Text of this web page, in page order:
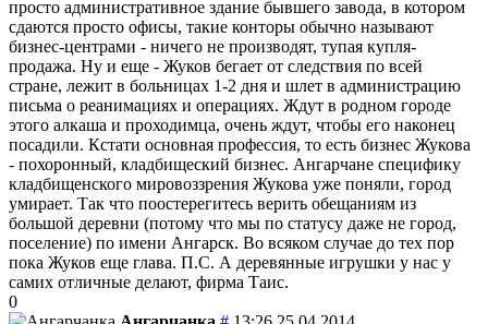
просто административное здание бывшего завода, в котором
сдаются просто офисы, такие конторы обычно называют
бизнес-центрами - ничего не производят, тупая купля-
продажа. Ну и еще - Жуков бегает от следствия по всей
стране, лежит в больницах 1-2 дня и шлет в администрацию
письма о реанимациях и операциях. Ждут в родном городе
этого алкаша и проходимца, очень ждут, чтобы его наконец
посадили. Кстати основная профессия, то есть бизнес Жукова
- похоронный, кладбищеский бизнес. Ангарчане специфику
кладбищенского мировоззрения Жукова уже поняли, город
умирает. Так что поостерегитесь верить обещаниям из
большой деревни (потому что мы по статусу даже не город,
поселение) по имени Ангарск. Во всяком случае до тех пор
пока Жуков еще глава. П.С. А деревянные игрушки у нас у
самих отличные делают, фирма Таис.
0